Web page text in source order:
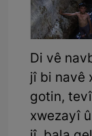
Di vê
jî bi navê
gotin,
xwezayî